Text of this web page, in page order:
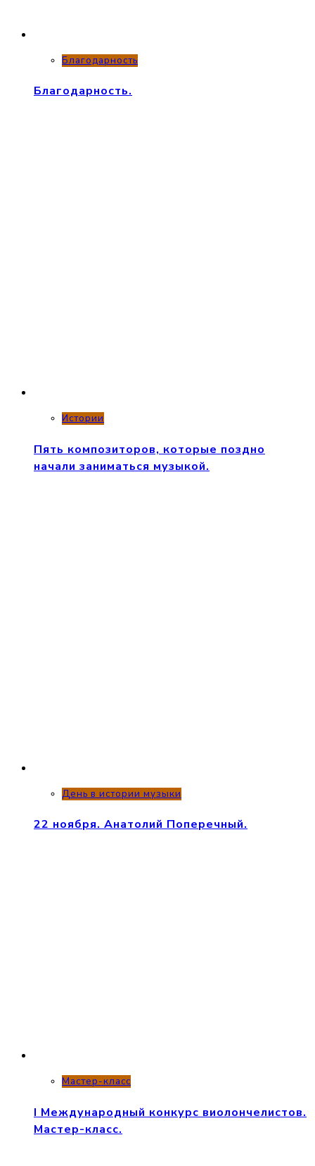
Благодарность
Благодарность.
Истории
Пять композиторов, которые поздно
начали заниматься музыкой.
День в истории музыки
22 ноября. Анатолий Поперечный.
Мастер-класс
I Международный конкурс виолончелистов.
Мастер-класс.